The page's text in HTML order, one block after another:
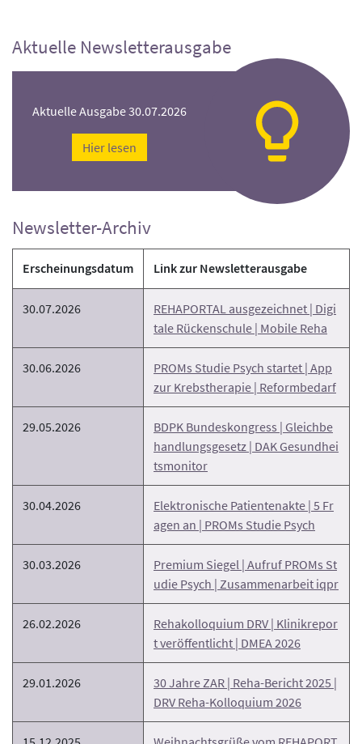
Aktuelle Newsletterausgabe
Aktuelle Ausgabe 30.07.2026
Hier lesen
Newsletter-Archiv
Erscheinungsdatum Link zur Newsletterausgabe
30.07.2026
REHAPORTAL ausgezeichnet | Digi
tale Rückenschule | Mobile Reha
30.06.2026
PROMs Studie Psych startet | App
zur Krebstherapie | Reformbedarf
29.05.2026
BDPK Bundeskongress | Gleichbe
handlungsgesetz | DAK Gesundhei
tsmonitor
30.04.2026
Elektronische Patientenakte | 5 Fr
agen an | PROMs Studie Psych
30.03.2026
Premium Siegel | Aufruf PROMs St
udie Psych | Zusammenarbeit iqpr
26.02.2026
Rehakolloquium DRV | Klinikrepor
t veröffentlicht | DMEA 2026
29.01.2026
30 Jahre ZAR | Reha-Bericht 2025 |
DRV Reha-Kolloquium 2026